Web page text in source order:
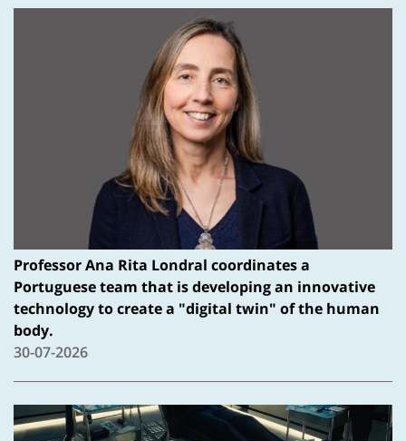
Professor Ana Rita Londral coordinates a
Portuguese team that is developing an innovative
technology to create a "digital twin" of the human
body.
30-07-2026